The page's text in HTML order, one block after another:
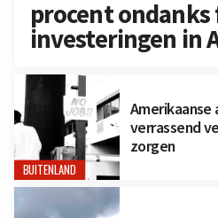
procent ondanks
investeringen in
BUITENLAND
verrassend
zorgen